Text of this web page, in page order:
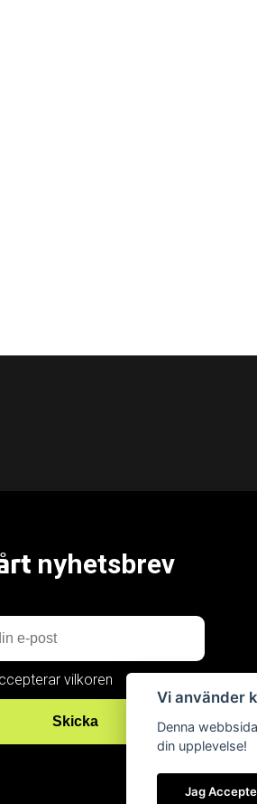
nyhetsbrev
vilkoren
Skicka
Vi använder
Denna
din upplevelse!
Jag